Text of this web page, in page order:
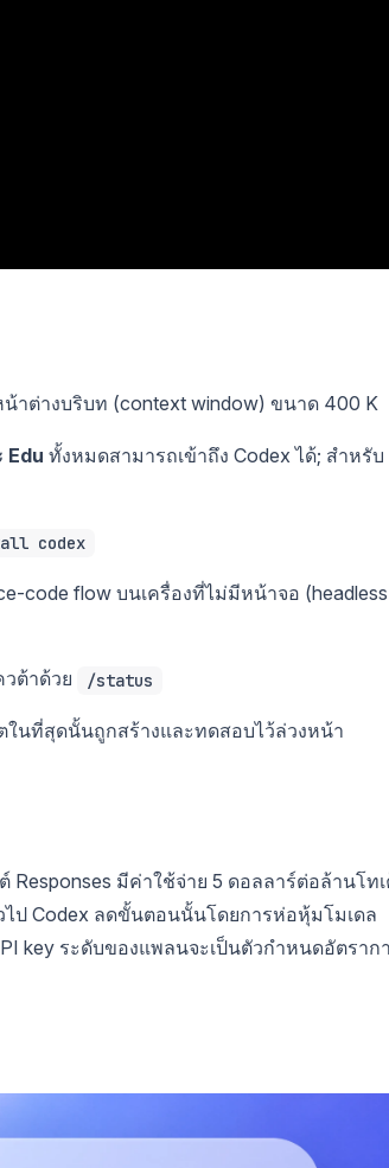
าต่างบริบท (context window) ขนาด 400 K
Edu ทั้งหมดสามารถเข้าถึง Codex ได้; สำหรับ
codex
code flow บนเครื่องที่ไม่มีหน้าจอ (headless
ต้าด้วย /status
ในที่สุดนั้นถูกสร้างและทดสอบไว้ล่วงหน้า
Responses มีค่าใช้จ่าย 5 ดอลลาร์ต่อล้านโท
ป Codex ลดขั้นตอนนั้นโดยการห่อหุ้มโมเดล
key ระดับของแพลนจะเป็นตัวกำหนดอัตราก